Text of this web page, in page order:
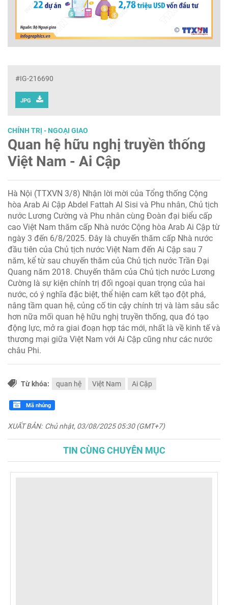
#IG-216690
JPG
CHÍNH TRỊ - NGOẠI GIAO
Quan hệ hữu nghị truyền thống
Việt Nam - Ai Cập
Hà Nội (TTXVN 3/8) Nhận lời mời của Tổng thống Cộng
hòa Arab Ai Cập Abdel Fattah Al Sisi và Phu nhân, Chủ tịch
nước Lương Cường và Phu nhân cùng Đoàn đại biểu cấp
cao Việt Nam thăm cấp Nhà nước Cộng hòa Arab Ai Cập từ
ngày 3 đến 6/8/2025. Đây là chuyến thăm cấp Nhà nước
đầu tiên của Chủ tịch nước Việt Nam đến Ai Cập sau 7
năm, kể từ sau chuyến thăm của Chủ tịch nước Trần Đại
Quang năm 2018. Chuyến thăm của Chủ tịch nước Lương
Cường là sự kiện chính trị đối ngoại quan trọng của hai
nước, có ý nghĩa đặc biệt, thể hiện cam kết tạo đột phá,
nâng tầm quan hệ, củng cố tin cậy chính trị và làm sâu sắc
hơn nữa mối quan hệ hữu nghị truyền thống, qua đó tạo
động lực, mở ra giai đoạn hợp tác mới, nhất là về kinh tế và
thương mại giữa Việt Nam với Ai Cập cũng như các nước
châu Phi.
Từ khóa: quan hệ Việt Nam Ai Cập
Mã nhúng
XUẤT BẢN: Chủ nhật, 03/08/2025 05:30 (GMT+7)
TIN CÙNG CHUYÊN MỤC